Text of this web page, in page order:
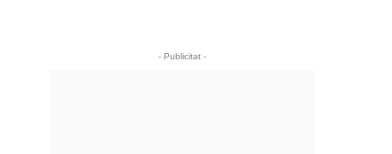
- Publicitat -